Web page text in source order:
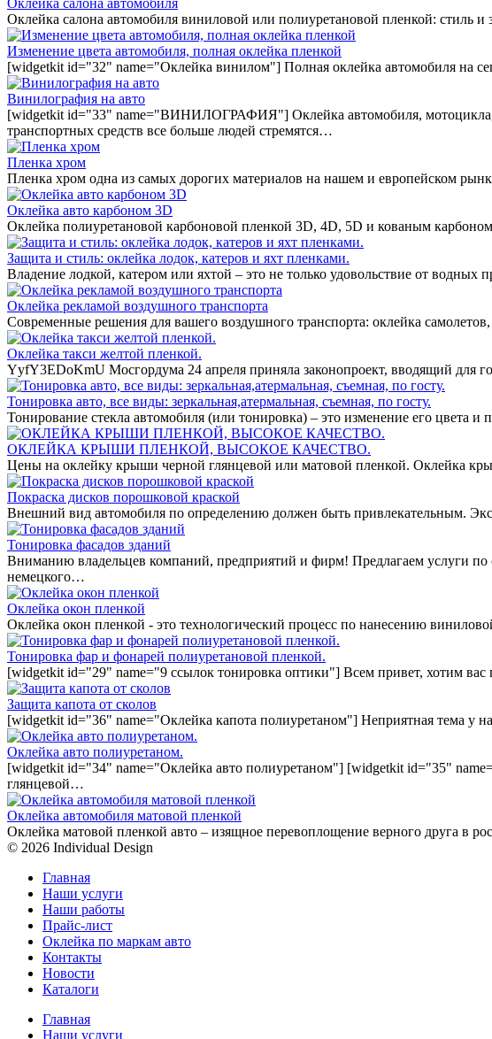
Оклейка салона автомобиля виниловой или полиуретановой пленкой: стиль
Изменение цвета автомобиля, полная оклейка пленкой
[widgetkit id="32" name="Оклейка винилом"] Полная оклейка автомобиля на
Винилография на авто
[widgetkit id="33" name="ВИНИЛОГРАФИЯ"] Оклейка автомобиля, мотоцикла,
транспортных средств все больше людей стремятся…
Пленка хром
Пленка хром одна из самых дорогих материалов на нашем и европейском
Оклейка авто карбоном 3D
Оклейка полиуретановой карбоновой пленкой 3D, 4D, 5D и кованым
Защита и стиль: оклейка лодок, катеров и яхт пленками.
Владение лодкой, катером или яхтой – это не только удовольствие от водных
Оклейка рекламой воздушного транспорта
Современные решения для вашего воздушного транспорта: оклейка
Оклейка такси желтой пленкой.
YyfY3EDoKmU Мосгордума 24 апреля приняла законопроект, вводящий для
Тонировка авто, все виды: зеркальная,атермальная, съемная, по госту.
Тонирование стекла автомобиля (или тонировка) – это изменение его цвета
ОКЛЕЙКА КРЫШИ ПЛЕНКОЙ, ВЫСОКОЕ КАЧЕСТВО.
Цены на оклейку крыши черной глянцевой или матовой пленкой. Оклейка
Покраска дисков порошковой краской
Внешний вид автомобиля по определению должен быть привлекательным.
Тонировка фасадов зданий
Вниманию владельцев компаний, предприятий и фирм! Предлагаем услуги
немецкого…
Оклейка окон пленкой
Оклейка окон пленкой - это технологический процесс по нанесению
Тонировка фар и фонарей полиуретановой пленкой.
[widgetkit id="29" name="9 ссылок тонировка оптики"] Всем привет, хотим
Защита капота от сколов
[widgetkit id="36" name="Оклейка капота полиуретаном"] Неприятная тема у
Оклейка авто полиуретаном.
[widgetkit id="34" name="Оклейка авто полиуретаном"] [widgetkit id="35"
глянцевой…
Оклейка автомобиля матовой пленкой
Оклейка матовой пленкой авто – изящное перевоплощение верного друга в
© 2026 Individual Design
Главная
Наши услуги
Наши работы
Прайс-лист
Оклейка по маркам авто
Контакты
Новости
Каталоги
Главная
Наши услуги